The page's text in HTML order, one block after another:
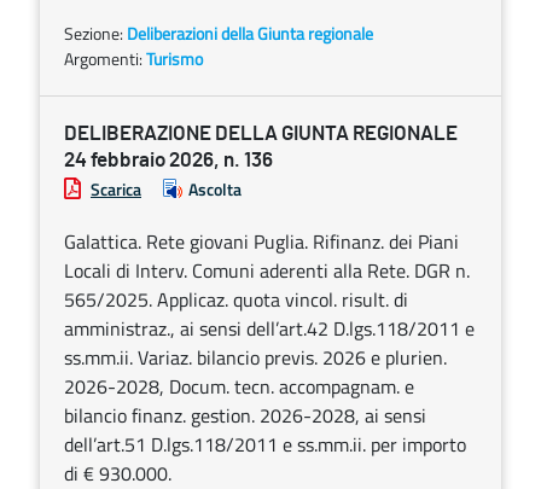
Sezione: Deliberazioni della Giunta regionale
Argomenti:Turismo
DELIBERAZIONE DELLA GIUNTA REGIONALE
24 febbraio 2026, n. 136
Scarica Ascolta
Galattica. Rete giovani Puglia. Rifinanz. dei Piani
Locali di Interv. Comuni aderenti alla Rete. DGR n.
565/2025. Applicaz. quota vincol. risult. di
amministraz., ai sensi dell’art.42 D.lgs.118/2011 e
ss.mm.ii. Variaz. bilancio previs. 2026 e plurien.
2026-2028, Docum. tecn. accompagnam. e
bilancio finanz. gestion. 2026-2028, ai sensi
dell’art.51 D.lgs.118/2011 e ss.mm.ii. per importo
di € 930.000.